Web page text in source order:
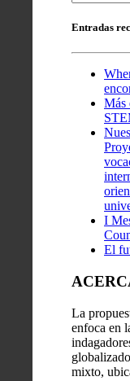
Entradas
Más
I
El
La
enfoca en
mixto,